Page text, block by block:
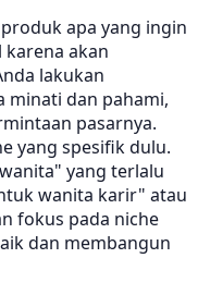
apa yang ingin
akan
lakukan
minati dan pahami,
pasarnya.
yang spesifik dulu.
yang terlalu
wanita karir" atau
fokus pada niche
dan membangun